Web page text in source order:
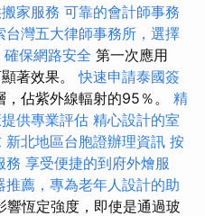
家服務 可靠的會計師事務
台灣五大律師事務所，選擇
保網路安全 第一次應用
顯著效果。快速申請泰國簽
佔紫外線輻射的95％。 精
供專業評估 精心設計的室
新北地區台胞證辦理資訊 按
務 享受便捷的到府外燴服
推薦，專為老年人設計的助
響恆定強度，即使是通過玻